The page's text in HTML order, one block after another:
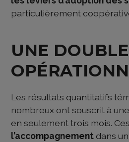
particulièrement
UNE
Les résultats quantitatifs
nombreux ont souscrit à
en seulement trois mois.
l’accompagnement dans